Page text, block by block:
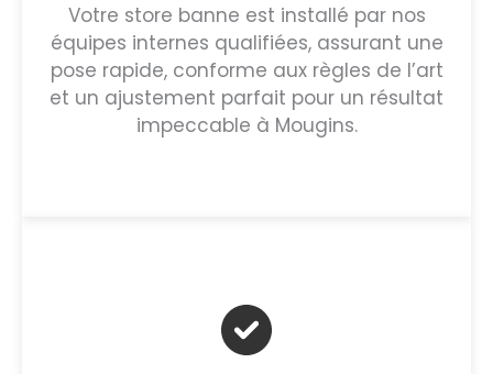
Votre store banne est installé par nos
équipes internes qualifiées, assurant une
pose rapide, conforme aux règles de l’art
et un ajustement parfait pour un résultat
impeccable à Mougins.